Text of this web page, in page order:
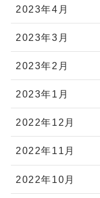
2023年4月
2023年3月
2023年2月
2023年1月
2022年12月
2022年11月
2022年10月